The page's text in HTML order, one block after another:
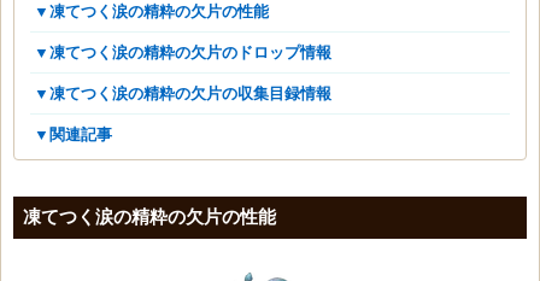
▼凍てつく涙の精粋の欠片の性能
▼凍てつく涙の精粋の欠片のドロップ情報
▼凍てつく涙の精粋の欠片の収集目録情報
▼関連記事
凍てつく涙の精粋の欠片の性能